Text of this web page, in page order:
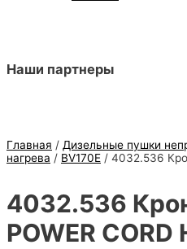
Наши партнеры
Главная / Дизельные пушки
нагрева / BV170E / 4032.536
4032.536
POWER CORD